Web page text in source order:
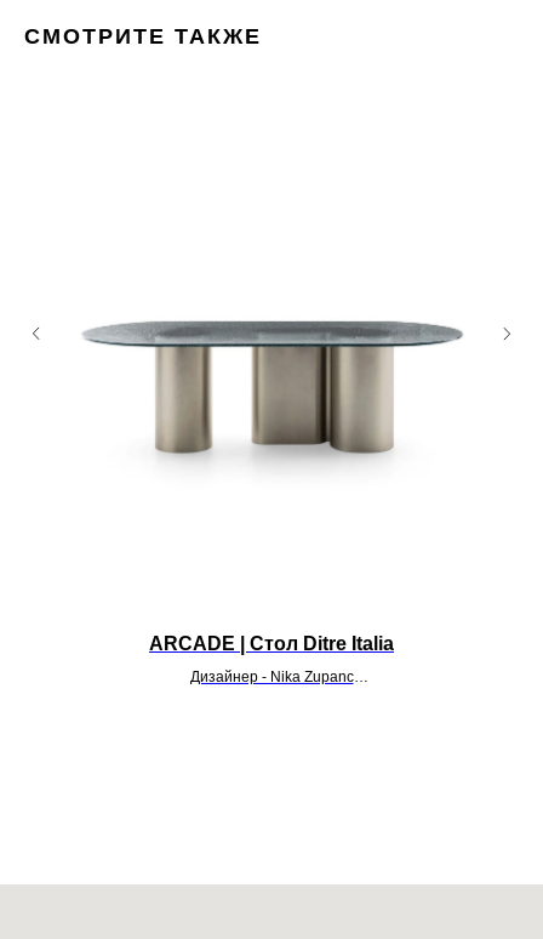
СМОТРИТЕ ТАКЖЕ
ARCADE | Стол Ditre Italia
Дизайнер - Nika Zupanc